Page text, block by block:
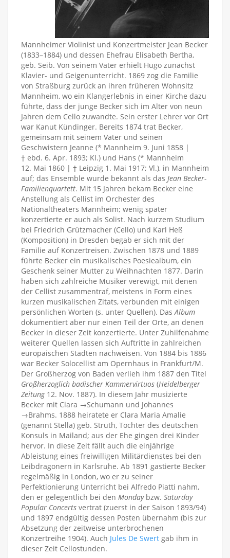
Mannheimer Violinist und Konzertmeister Jean Becker
(1833–1884) und dessen Ehefrau Elisabeth Bertha,
geb. Seib. Von seinem Vater erhielt Hugo zunächst
Klavier- und Geigenunterricht. 1869 zog die Familie
von Straßburg zurück an ihren früheren Wohnsitz
Mannheim, wo ein Klangerlebnis in einer Kirche dazu
führte, dass der junge Becker sich im Alter von neun
Jahren dem Cello zuwandte. Sein erster Lehrer vor Ort
war Kanut Kündinger. Bereits 1874 trat Becker,
gemeinsam mit seinem Vater und seinen
Geschwistern Jeanne (* Mannheim 9. Juni 1858 |
† ebd. 6. Apr. 1893; Kl.) und Hans (* Mannheim
12. Mai 1860 | † Leipzig 1. Mai 1917; Vl.), in Mannheim
auf; das Ensemble wurde bekannt als das Jean Becker-
Familienquartett. Mit 15 Jahren bekam Becker eine
Anstellung als Cellist im Orchester des
Nationaltheaters Mannheim; wenig später
konzertierte er auch als Solist. Nach kurzem Studium
bei Friedrich Grützmacher (Cello) und Karl Heß
(Komposition) in Dresden begab er sich mit der
Familie auf Konzertreisen. Zwischen 1878 und 1889
führte Becker ein musikalisches Poesiealbum, ein
Geschenk seiner Mutter zu Weihnachten 1877. Darin
haben sich zahlreiche Musiker verewigt, mit denen
der Cellist zusammentraf, meistens in Form eines
kurzen musikalischen Zitats, verbunden mit einigen
persönlichen Worten (s. unter Quellen). Das Album
dokumentiert aber nur einen Teil der Orte, an denen
Becker in dieser Zeit konzertierte. Unter Zuhilfenahme
weiterer Quellen lassen sich Auftritte in zahlreichen
europäischen Städten nachweisen. Von 1884 bis 1886
war Becker Solocellist am Opernhaus in Frankfurt/M.
Der Großherzog von Baden verlieh ihm 1887 den Titel
Großherzoglich badischer Kammervirtuos (Heidelberger
Zeitung12. Nov. 1887). In diesem Jahr musizierte
Becker mit Clara →Schumann und Johannes
→Brahms. 1888 heiratete er Clara Maria Amalie
(genannt Stella) geb. Struth, Tochter des deutschen
Konsuls in Mailand; aus der Ehe gingen drei Kinder
hervor. In diese Zeit fällt auch die einjährige
Ableistung eines freiwilligen Militärdienstes bei den
Leibdragonern in Karlsruhe. Ab 1891 gastierte Becker
regelmäßig in London, wo er zu seiner
Perfektionierung Unterricht bei Alfredo Piatti nahm,
den er gelegentlich bei den Mondaybzw. Saturday
Popular Concerts vertrat (zuerst in der Saison 1893/94)
und 1897 endgültig dessen Posten übernahm (bis zur
Absetzung der zeitweise unterbrochenen
Konzertreihe 1904). Auch Jules De Swert gab ihm in
dieser Zeit Cellostunden.